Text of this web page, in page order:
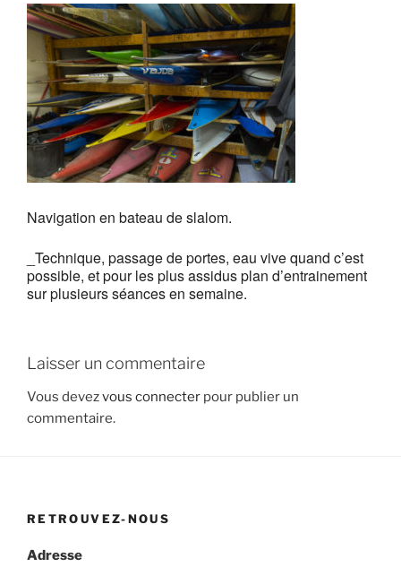
Navigation en bateau de slalom.
_Technique, passage de portes, eau vive quand c’est
possible, et pour les plus assidus plan d’entrainement
sur plusieurs séances en semaine.
Laisser un commentaire
Vous devezvous connecter pour publier un
commentaire.
RETROUVEZ-NOUS
Adresse